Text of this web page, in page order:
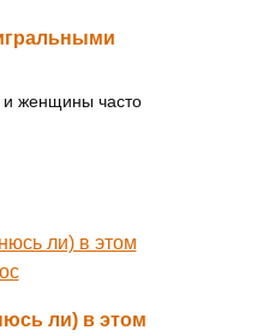
женщины часто
ли) в этом